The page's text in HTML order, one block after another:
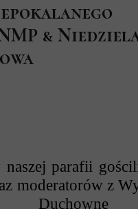
&
parafii
moderatorów z